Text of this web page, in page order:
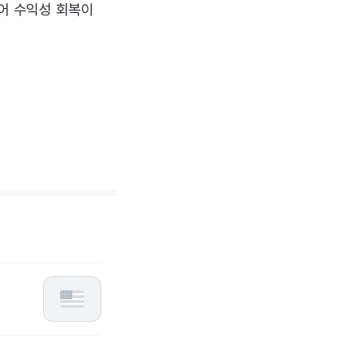
수익성 회복이